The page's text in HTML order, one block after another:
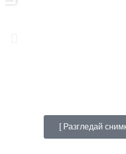
[ Разгледай